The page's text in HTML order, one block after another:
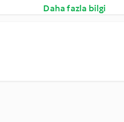
Daha fazla bilgi